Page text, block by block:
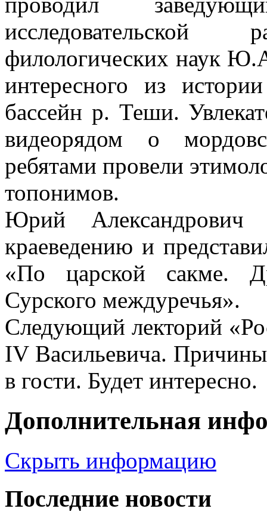
филологических наук
интересного из
бассейн р. Теши.
видеорядом о
ребятами провели
топонимов.
Юрий
краеведению и
«По царской сакме.
Сурского междуречья».
Следующий лекторий
IV Васильевича.
в гости. Будет интересно.
Дополнительная
Скрыть информацию
Последние новости